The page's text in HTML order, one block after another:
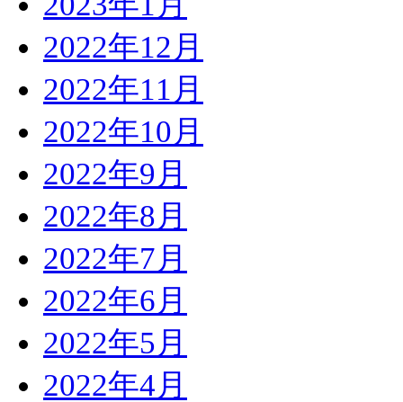
2022年12月
2022年11月
2022年10月
2022年9月
2022年8月
2022年7月
2022年6月
2022年5月
2022年4月